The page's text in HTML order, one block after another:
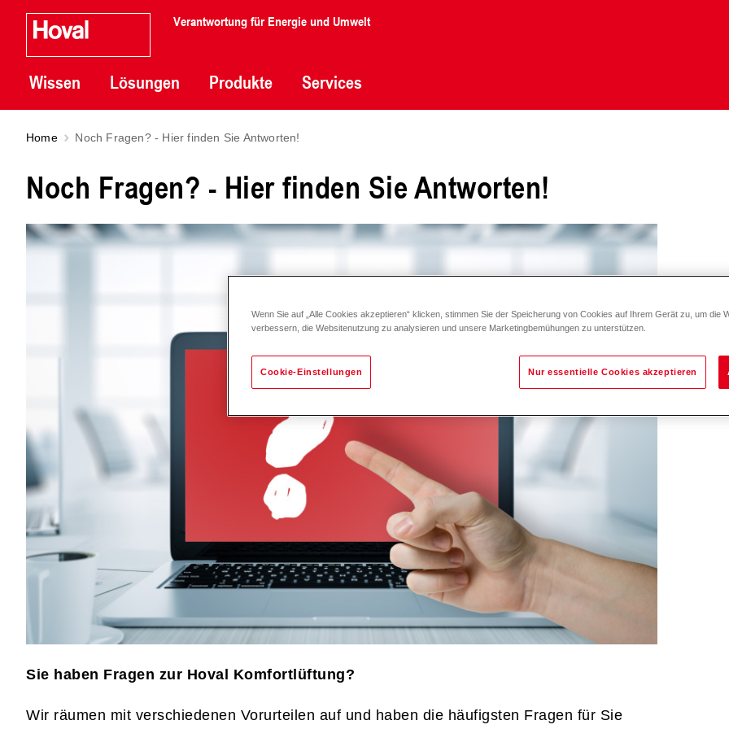
Verantwortung für Energie und Umwelt
Wissen Lösungen Produkte Services
Home Noch Fragen? - Hier finden Sie Antworten!
Noch Fragen? - Hier finden Sie Antworten!
Sie haben Fragen zur Hoval Komfortlüftung?
Wir räumen mit verschiedenen Vorurteilen auf und haben die häufigsten Fragen für Sie
Wenn Sie auf „Alle Cookies akzeptieren“ klicken, stimmen Sie der Speicherung von Cookies auf Ihrem Gerät zu, um die
verbessern, die Websitenutzung zu analysieren und unsere Marketingbemühungen zu unterstützen.
Cookie-Einstellungen Nur essentielle Cookies akzeptieren